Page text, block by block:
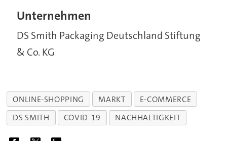
Unternehmen
DS Smith Packaging Deutschland Stiftung
& Co. KG
ONLINE-SHOPPING MARKT
E-COMMERCE
DS SMITH
COVID-19 NACHHALTIGKEIT